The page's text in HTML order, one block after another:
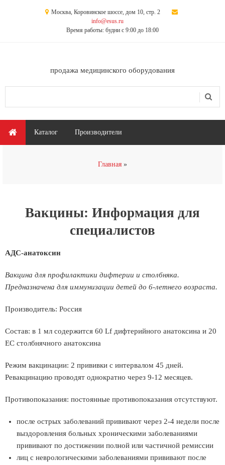
Москва, Коровинское шоссе, дом 10, стр. 2
info@esus.ru
Время работы: будни с 9:00 до 18:00
продажа медицинского оборудования
Главное меню
Каталог Производители
Главная
Вакцины: Информация для
специалистов
АДС-анатоксин
Вакцина для профилактики дифтерии и столбняка.
Предназначена для иммунизации детей до 6-летнего возраста.
Производитель: Россия
Состав: в 1 мл содержится 60 Lf дифтерийного анатоксина и 20
EC столбнячного анатоксина
Режим вакцинации: 2 прививки с интервалом 45 дней.
Ревакцинацию проводят однократно через 9-12 месяцев.
Противопоказания: постоянные противопоказания отсутствуют.
после острых заболеваний прививают через 2-4 недели после
выздоровления больных хроническими заболеваниями
прививают по достижении полной или частичной ремиссии
лиц с неврологическими заболеваниями прививают после